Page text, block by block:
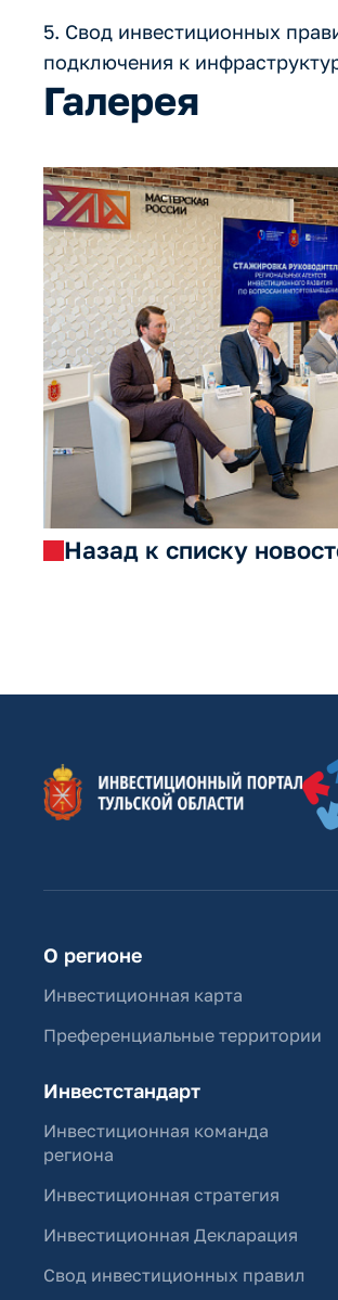
5. Свод инвестиционных
подключения к
Галерея
Назад к списку
О регионе
Инвестиционная карта
Преференциальные территории
Инвестстандарт
Инвестиционная команда
региона
Инвестиционная стратегия
Инвестиционная Декларация
Свод инвестиционных правил